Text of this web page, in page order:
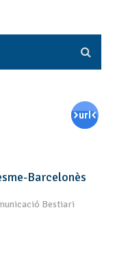
Barcelonès
Bestiari